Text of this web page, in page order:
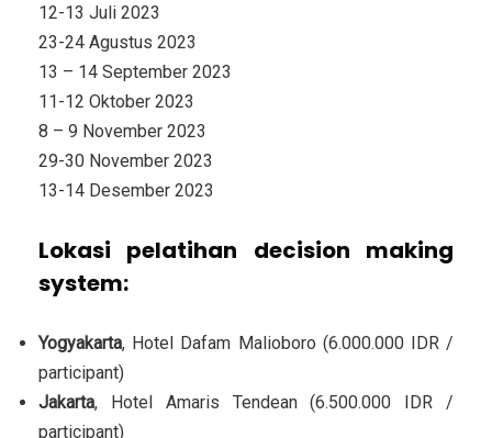
12-13 Juli 2023
23-24 Agustus 2023
13 – 14 September 2023
11-12 Oktober 2023
8 – 9 November 2023
29-30 November 2023
13-14 Desember 2023
Lokasi pelatihan decision making
system:
Yogyakarta, Hotel Dafam Malioboro (6.000.000 IDR /
participant)
Jakarta, Hotel Amaris Tendean (6.500.000 IDR /
participant)